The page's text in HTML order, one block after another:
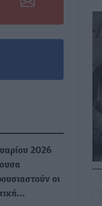
2026
οι